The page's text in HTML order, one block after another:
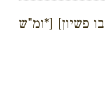
פשיון] [*ומ"ש